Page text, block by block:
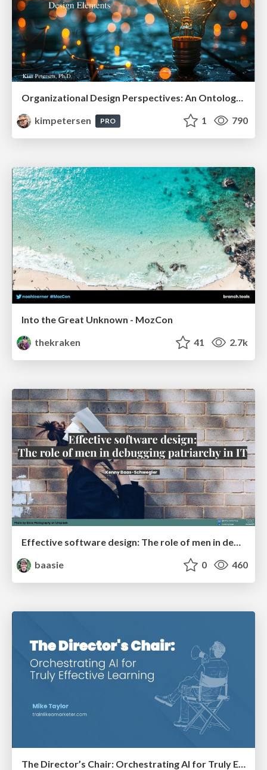
Organizational Design Perspectives: An Ontology of Organizational Design Elements
kimpetersen
PRO 1 790
Into the Great Unknown - MozCon
thekraken
41 2.7k
baasie
0 460
The Director’s Chair: Orchestrating AI for Truly Effective Learning